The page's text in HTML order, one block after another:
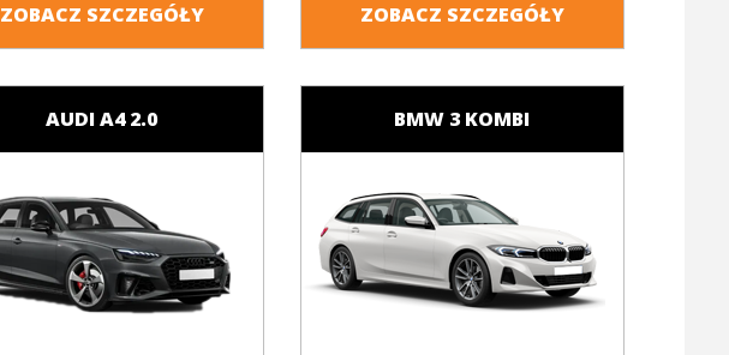
ZOBACZ SZCZEGÓŁY ZOBACZ SZCZEGÓŁY
AUDI A4 2.0 BMW 3 KOMBI